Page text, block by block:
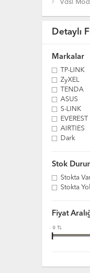
Vdsl
Detaylı
Markalar
TP-LINK
ZyXEL
TENDA
ASUS
S-LINK
EVEREST
AIRTIES
Dark
Stok
Stokta
Stokta
Fiyat
0 TL